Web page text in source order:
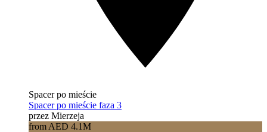
Spacer po mieście
Spacer po mieście faza 3
przez Mierzeja
from AED 4.1M